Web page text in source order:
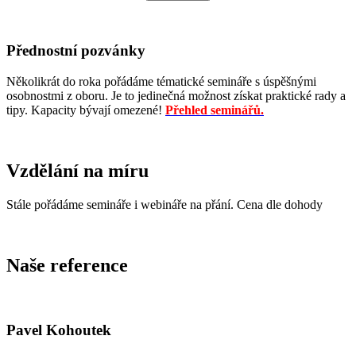
Přednostní pozvánky
Několikrát do roka pořádáme tématické semináře s úspěšnými
osobnostmi z oboru. Je to jedinečná možnost získat praktické rady a
tipy. Kapacity bývají omezené! Přehled seminářů.
Vzdělání na míru
Stále pořádáme semináře i webináře na přání. Cena dle dohody
Naše reference
Pavel Kohoutek